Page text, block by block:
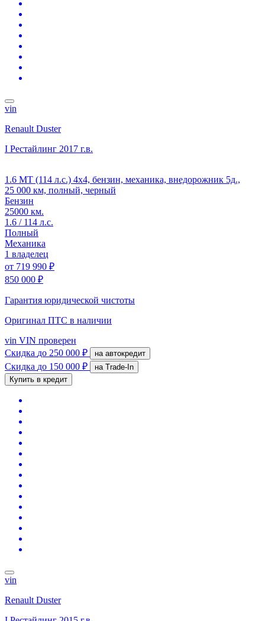
vin
Renault Duster
I Рестайлинг 2017 г.в.
1.6 MT (114 л.с.) 4x4, бензин, механика, внедорожник 5д.,
25 000 км, полный, черный
Бензин
25000 км.
1.6 / 114 л.с.
Полный
Механика
1 владелец
от 719 990 ₽
850 000 ₽
Гарантия юридической чистоты
Оригинал ПТС в наличии
vin VIN проверен
Скидка до 250 000 ₽ на автокредит
Скидка до 150 000 ₽
на Trade-In
Купить в кредит
vin
Renault Duster